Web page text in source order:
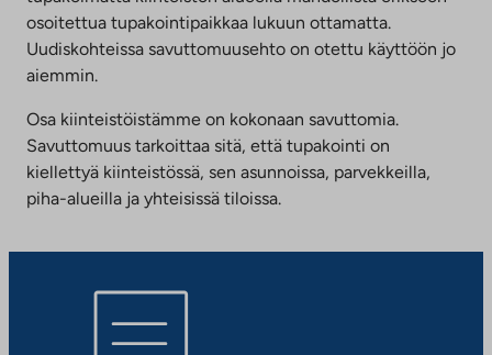
osoitettua tupakointipaikkaa lukuun ottamatta.
Uudiskohteissa savuttomuusehto on otettu käyttöön jo
aiemmin.
Osa kiinteistöistämme on kokonaan savuttomia.
Savuttomuus tarkoittaa sitä, että tupakointi on
kiellettyä kiinteistössä, sen asunnoissa, parvekkeilla,
piha-alueilla ja yhteisissä tiloissa.